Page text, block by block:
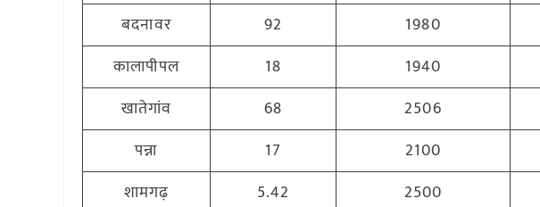
बदनावर
92 1980
कालापीपल
18 1940
खातेगांव
68 2506
पन्ना
17 2100
शामगढ़
5.42 2500